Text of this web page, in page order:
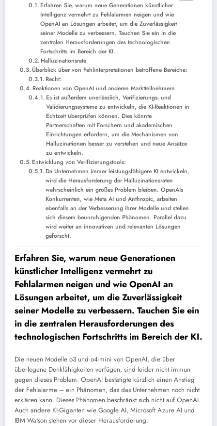
Erfahren Sie, warum neue Generationen künstlicher
Intelligenz vermehrt zu Fehlalarmen neigen und wie
OpenAI an Lösungen arbeitet, um die Zuverlässigkeit
seiner Modelle zu verbessern. Tauchen Sie ein in die
zentralen Herausforderungen des technologischen
Fortschritts im Bereich der KI.
Halluzinationsrate
Überblick über von Fehlinterpretationen betroffene Bereiche:
Recht:
Reaktionen von OpenAI und anderen Marktteilnehmern
Es ist außerdem unerlässlich, Verifizierungs- und
Validierungssysteme zu entwickeln, die KI-Reaktionen in
Echtzeit überprüfen können. Dies könnte
Partnerschaften mit Forschern und akademischen
Einrichtungen erfordern, um die Mechanismen von
Halluzinationen besser zu verstehen und neue Ansätze
zu entwickeln.
Entwicklung von Verifizierungstools:
Da Unternehmen immer leistungsfähigere KI entwickeln,
wird die Herausforderung der Halluzinationsraten
wahrscheinlich ein großes Problem bleiben. OpenAIs
Konkurrenten, wie Meta AI und Anthropic, arbeiten
ebenfalls an der Verbesserung ihrer Modelle und stellen
sich diesem beunruhigenden Phänomen. Parallel dazu
wird weiter an innovativen und relevanten Lösungen
geforscht.
Erfahren Sie, warum neue Generationen
künstlicher Intelligenz vermehrt zu
Fehlalarmen neigen und wie OpenAI an
Lösungen arbeitet, um die Zuverlässigkeit
seiner Modelle zu verbessern. Tauchen Sie ein
in die zentralen Herausforderungen des
technologischen Fortschritts im Bereich der KI.
Die neuen Modelle o3 und o4-mini von OpenAI, die über
überlegene Denkfähigkeiten verfügen, sind leider nicht immun
gegen dieses Problem. OpenAI bestätigte kürzlich einen Anstieg
der Fehlalarme – ein Phänomen, das das Unternehmen noch nicht
erklären kann. Dieses Phänomen beschränkt sich nicht auf OpenAI.
Auch andere KI-Giganten wie Google AI, Microsoft Azure AI und
IBM Watson stehen vor dieser Herausforderung.